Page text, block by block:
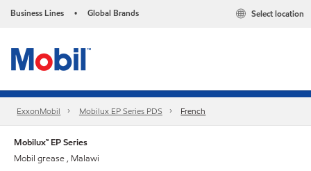
Business Lines • Global Brands Select location
ExxonMobil Mobilux EP Series PDS French
Mobilux™ EP Series
Mobil grease , Malawi